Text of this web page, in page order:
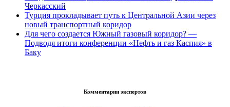
Черкасский
Турция прокладывает путь к Центральной Азии через
новый транспортный коридор
Для чего создается Южный газовый коридор? —
Подводя итоги конференции «Нефть и газ Каспия» в
Баку
Комментарии экспертов